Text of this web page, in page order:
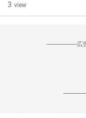
3 view
--------------------